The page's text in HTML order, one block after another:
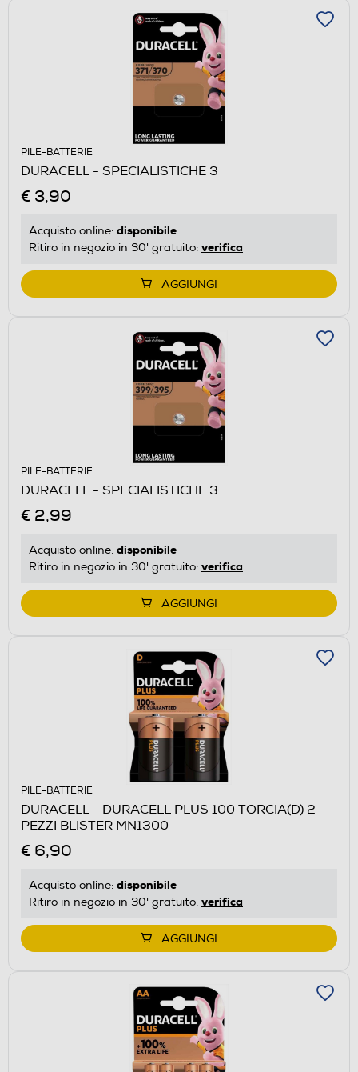
PILE-BATTERIE
DURACELL - SPECIALISTICHE 3
€ 3,90
Acquisto online: disponibile
Ritiro in negozio in 30' gratuito: verifica
AGGIUNGI
PILE-BATTERIE
DURACELL - SPECIALISTICHE 3
€ 2,99
Acquisto online: disponibile
Ritiro in negozio in 30' gratuito: verifica
AGGIUNGI
PILE-BATTERIE
DURACELL - DURACELL PLUS 100 TORCIA(D) 2
PEZZI BLISTER MN1300
€ 6,90
Acquisto online: disponibile
Ritiro in negozio in 30' gratuito: verifica
AGGIUNGI